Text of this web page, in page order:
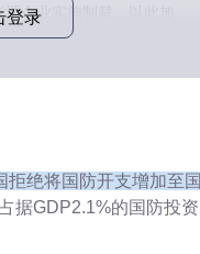
企业实施制裁，以此加
压
登录
绝将国防开支增加至国
据GDP2.1%的国防投资